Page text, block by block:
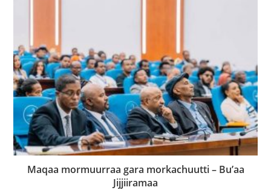
Maqaa mormuurraa gara morkachuutti – Bu’aa
Jijjiiramaa